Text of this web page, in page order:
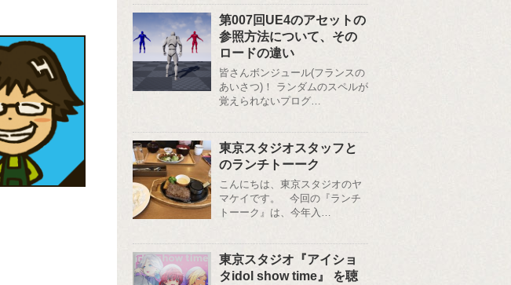
第007回UE4のアセットの
参照方法について、その
ロードの違い
皆さんボンジュール(フランスの
あいさつ)！ ランダムのスペルが
覚えられないプログ…
東京スタジオスタッフと
のランチトーーク
こんにちは、東京スタジオのヤ
マケイです。 今回の『ランチ
トーーク』は、今年入…
東京スタジオ『アイショ
タidol show time』 を聴